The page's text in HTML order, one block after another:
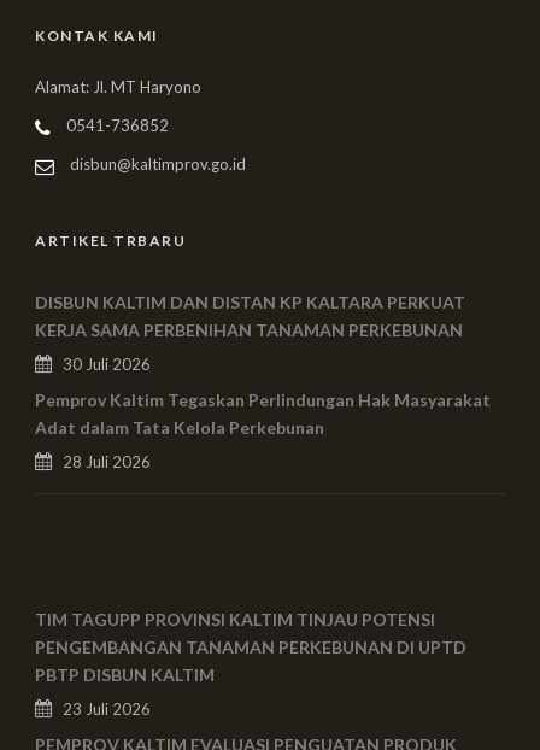
KONTAK KAMI
Alamat: Jl. MT Haryono
0541-736852
disbun@kaltimprov.go.id
ARTIKEL TRBARU
DISBUN KALTIM DAN DISTAN KP KALTARA PERKUAT
KERJA SAMA PERBENIHAN TANAMAN PERKEBUNAN
30 Juli 2026
Pemprov Kaltim Tegaskan Perlindungan Hak Masyarakat
Adat dalam Tata Kelola Perkebunan
28 Juli 2026
TIM TAGUPP PROVINSI KALTIM TINJAU POTENSI
PENGEMBANGAN TANAMAN PERKEBUNAN DI UPTD
PBTP DISBUN KALTIM
23 Juli 2026
PEMPROV KALTIM EVALUASI PENGUATAN PRODUK